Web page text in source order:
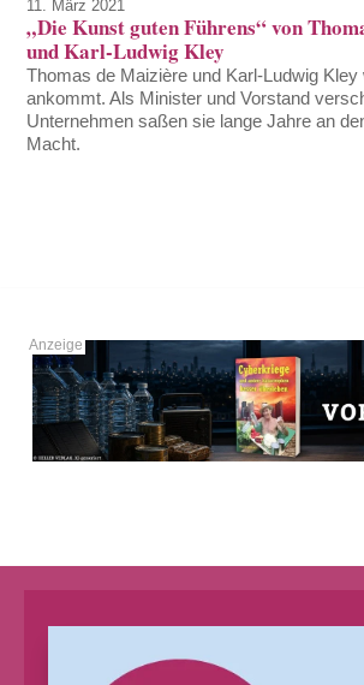
11. März 2021
„Die Kunst guten Führens“ von
und Karl-Ludwig Kley
Thomas de Maizière und Karl-Ludwig
ankommt. Als Minister und Vorstand
Unternehmen saßen sie lange Jahre an
Macht.